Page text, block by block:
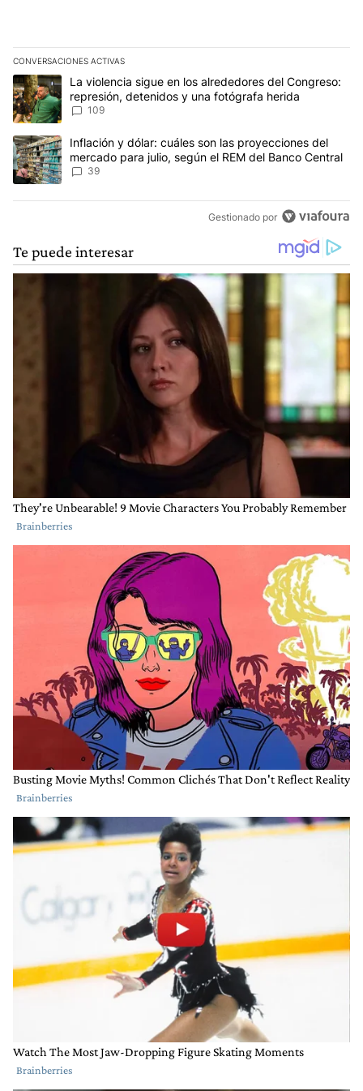
CONVERSACIONES ACTIVAS
Este listado muestra los artículos con más comentarios en los
Un artículo de tendencia con el título "La violencia sigue en los
La violencia sigue en los alrededores del Congreso:
represión, detenidos y una fotógrafa herida
109
Un artículo de tendencia con el título "Inflación y dólar: cuáles
Inflación y dólar: cuáles son las proyecciones del
mercado para julio, según el REM del Banco Central
39
Gestionado por